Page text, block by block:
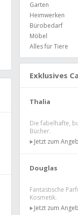
Garten
Heimwerken
Bürobedarf
Möbel
Alles für Tiere
Exklusives
Thalia
Die fabelhafte,
Bücher.
Jetzt zum
Douglas
Fantastische
Kosmetik.
Jetzt zum